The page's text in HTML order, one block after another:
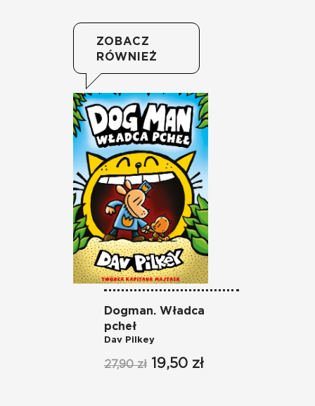
ZOBACZ
RÓWNIEŻ
Dogman. Władca
pcheł
Dav Pilkey
27,90 zł 19,50 zł